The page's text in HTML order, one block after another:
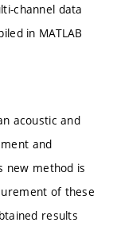
channel data
in MATLAB
acoustic and
and
new method is
of these
results